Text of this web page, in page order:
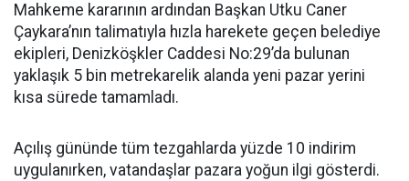
Mahkeme kararının ardından Başkan Utku Caner
Çaykara’nın talimatıyla hızla harekete geçen belediye
ekipleri, Denizköşkler Caddesi No:29’da bulunan
yaklaşık 5 bin metrekarelik alanda yeni pazar yerini
kısa sürede tamamladı.
Açılış gününde tüm tezgahlarda yüzde 10 indirim
uygulanırken, vatandaşlar pazara yoğun ilgi gösterdi.